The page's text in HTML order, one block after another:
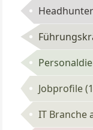
Jobprofile
IT Branche